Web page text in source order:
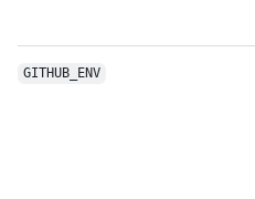
GITHUB_ENV